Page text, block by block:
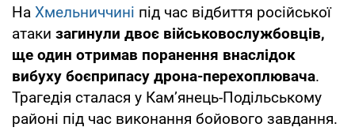
На Хмельниччині під час відбиття російської
атаки загинули двоє військовослужбовців,
ще один отримав поранення внаслідок
вибуху боєприпасу дрона-перехоплювача.
Трагедія сталася у Кам’янець-Подільському
районі під час виконання бойового завдання.